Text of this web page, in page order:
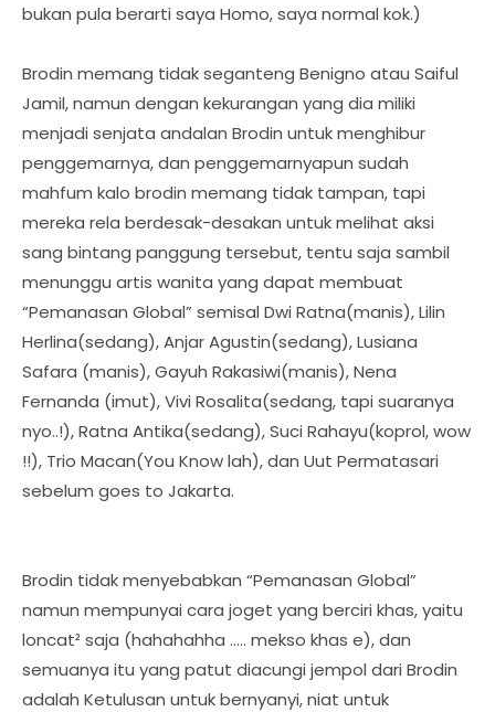
bukan pula berarti saya Homo, saya normal kok.)
Brodin memang tidak seganteng Benigno atau Saiful
Jamil, namun dengan kekurangan yang dia miliki
menjadi senjata andalan Brodin untuk menghibur
penggemarnya, dan penggemarnyapun sudah
mahfum kalo brodin memang tidak tampan, tapi
mereka rela berdesak-desakan untuk melihat aksi
sang bintang panggung tersebut, tentu saja sambil
menunggu artis wanita yang dapat membuat
“Pemanasan Global” semisal Dwi Ratna(manis), Lilin
Herlina(sedang), Anjar Agustin(sedang), Lusiana
Safara (manis), Gayuh Rakasiwi(manis), Nena
Fernanda (imut), Vivi Rosalita(sedang, tapi suaranya
nyo..!), Ratna Antika(sedang), Suci Rahayu(koprol, wow
!!), Trio Macan(You Know lah), dan Uut Permatasari
sebelum goes to Jakarta.
Brodin tidak menyebabkan “Pemanasan Global”
namun mempunyai cara joget yang berciri khas, yaitu
loncat² saja (hahahahha ….. mekso khas e), dan
semuanya itu yang patut diacungi jempol dari Brodin
adalah Ketulusan untuk bernyanyi, niat untuk